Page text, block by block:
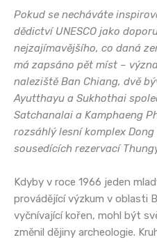
Pokud se necháváte
dědictví UNESCO jako
nejzajímavějšího, co daná
má zapsáno pět míst –
naleziště Ban Chiang, dvě
Ayutthayu a Sukhothai
Satchanalai a Kamphaeng
rozsáhlý lesní komplex
sousedících rezervací
Kdyby v roce 1966 jeden
provádějící výzkum v oblasti
vyčnívající kořen, mohl být
změnil dějiny archeologie.